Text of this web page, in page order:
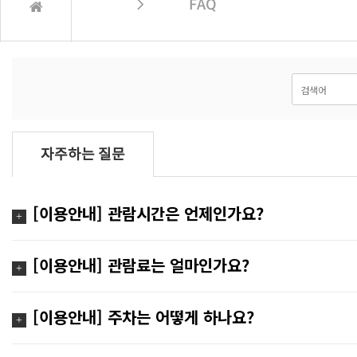
 FAQ
자주하는 질문
[이용안내] 관람시간은 언제인가요?
[이용안내] 관람료는 얼마인가요?
[이용안내] 주차는 어떻게 하나요?